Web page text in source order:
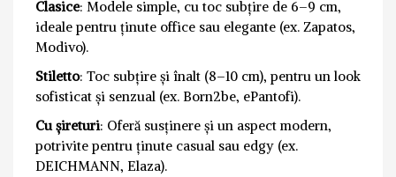
Clasice: Modele simple, cu toc subțire de 6–9 cm,
ideale pentru ținute office sau elegante (ex. Zapatos,
Modivo).
Stiletto: Toc subțire și înalt (8–10 cm), pentru un look
sofisticat și senzual (ex. Born2be, ePantofi).
Cu șireturi: Oferă susținere și un aspect modern,
potrivite pentru ținute casual sau edgy (ex.
DEICHMANN, Elaza).